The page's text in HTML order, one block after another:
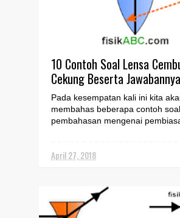
10 Contoh Soal Lensa
Cekung Beserta Jawabannya
Pada kesempatan kali ini kita
membahas beberapa contoh
pembahasan mengenai
April 27, 2018